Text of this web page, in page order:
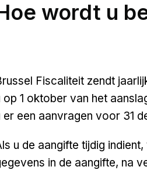
wordt u
Fiscaliteit zendt
op 1 oktober van het
er een aanvragen voor 31
u de aangifte tijdig
in de aangifte, na